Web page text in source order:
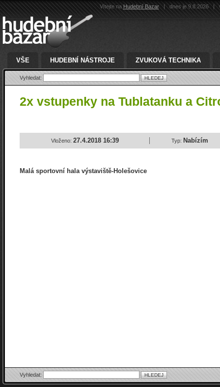
Vítejte naHudební Bazar | dnes je 9.8.2026 |
VŠE HUDEBNÍ NÁSTROJE ZVUKOVÁ TECHNIKA
Vyhledat:
2x vstupenky na Tublatanku a
Vloženo: 27.4.2018 16:39 Typ: Nabízím
Malá sportovní hala výstaviště-Holešovice
Vyhledat: